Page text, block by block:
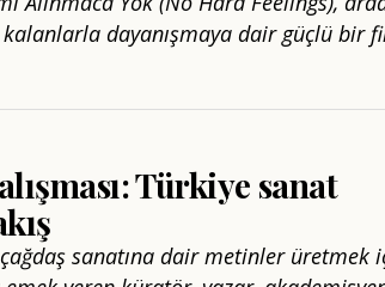
dayanışmaya dair güçlü bir
Türkiye sanat
sanatına dair metinler üretmek